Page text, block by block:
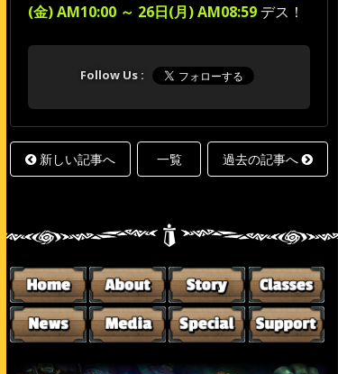
(金) AM10:00 ～ 26日(月) AM08:59 デス！
新しい記事へ 過去の記事へ
一覧